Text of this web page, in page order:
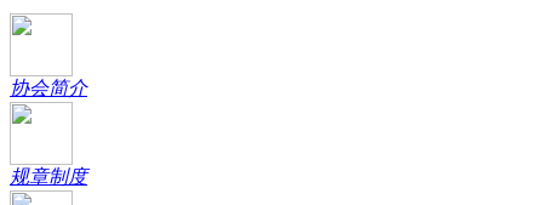
协会简介
规章制度